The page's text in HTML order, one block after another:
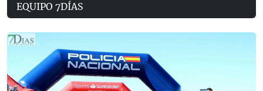
EQUIPO 7DÍAS